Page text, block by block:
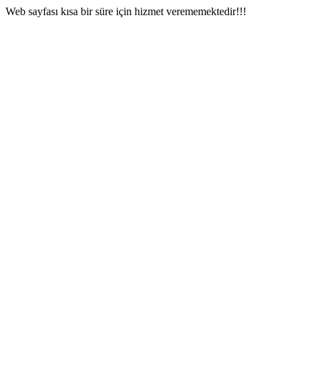
Web sayfası kısa bir süre için hizmet verememektedir!!!